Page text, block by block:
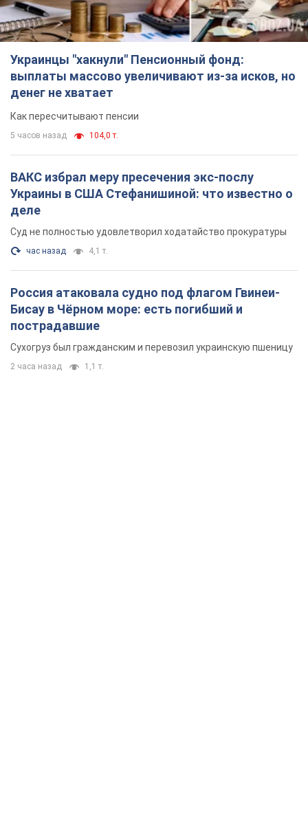
Украинцы "хакнули" Пенсионный фонд:
выплаты массово увеличивают из-за исков, но
денег не хватает
Как пересчитывают пенсии
5 часов назад 104,0 т.
ВАКС избрал меру пресечения экс-послу
Украины в США Стефанишиной: что известно о
деле
Суд не полностью удовлетворил ходатайство прокуратуры
час назад 4,1 т.
Россия атаковала судно под флагом Гвинеи-
Бисау в Чёрном море: есть погибший и
пострадавшие
Сухогруз был гражданским и перевозил украинскую пшеницу
2 часа назад 1,1 т.